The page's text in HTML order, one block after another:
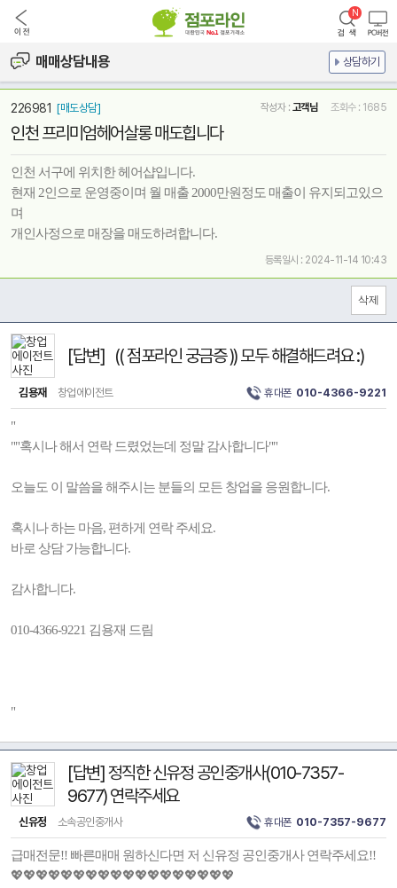
매매상담내용 상담하기
226981 [매도상담] 작성자 : 고객님 조회수 : 1685
인천 프리미엄헤어살롱 매도힙니다
인천 서구에 위치한 헤어샵입니다.
현재 2인으로 운영중이며 월 매출 2000만원정도 매출이 유지되고있으
며
개인사정으로 매장을 매도하려합니다.
등록일시 : 2024-11-14 10:43
[답변] (( 점포라인 궁금증 )) 모두 해결해드려요 :)
김용재 창업에이전트 휴대폰 010-4366-9221
"
""혹시나 해서 연락 드렸었는데 정말 감사합니다""
오늘도 이 말씀을 해주시는 분들의 모든 창업을 응원합니다.
혹시나 하는 마음, 편하게 연락 주세요.
바로 상담 가능합니다.
감사합니다.
010-4366-9221 김용재 드림
"
[답변] 정직한 신유정 공인중개사(010-7357-
9677) 연락주세요
신유정 소속공인중개사 휴대폰 010-7357-9677
급매전문!! 빠른매매 원하신다면 저 신유정 공인중개사 연락주세요!!
💖💖💖💖💖💖💖💖💖💖💖💖💖💖💖💖💖💖